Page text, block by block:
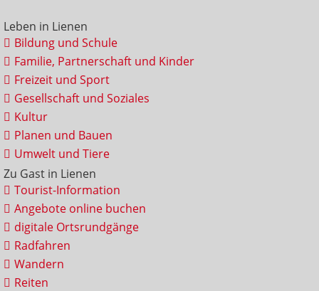
Leben in Lienen
Bildung und Schule
Familie, Partnerschaft und Kinder
Freizeit und Sport
Gesellschaft und Soziales
Kultur
Planen und Bauen
Umwelt und Tiere
Zu Gast in Lienen
Tourist-Information
Angebote online buchen
digitale Ortsrundgänge
Radfahren
Wandern
Reiten